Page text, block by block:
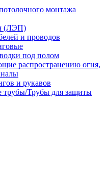
монтажа
(ЛЭП)
и проводов
под полом
распространению огня,
и рукавов
трубы/Трубы для защиты